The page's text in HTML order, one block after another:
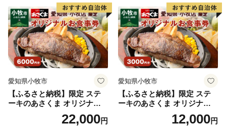
【重要】
・福岡市内に居住されている方からの寄付に対する返礼
品の送付を行っておりません。
・企業・団体からの寄付の場合、返礼品はありません。
・ご入金手続き後の寄付のキャンセル（返礼品の変更・
返品含む）はできません。
・寄付者様のご都合により、返礼品がお届け出来ない場
合、再送は致しません。
・応援メッセージ欄、備考欄へ配送日時指定・不在期間
県 小牧店 小牧市 チケット 送
料無料
愛知県小牧市
【ふるさと納税】限定 ステ
ーキのあさくま オリジナル
お食事券 6000円 お好きなメ
ニュー 好きなだけ コーンス
22,000円
愛知県小牧市
【ふるさと納税】限定 ステ
ーキのあさくま オリジナル
お食事券 3000円 お好きなメ
ニュー 好きなだけ コーンス
12,000円